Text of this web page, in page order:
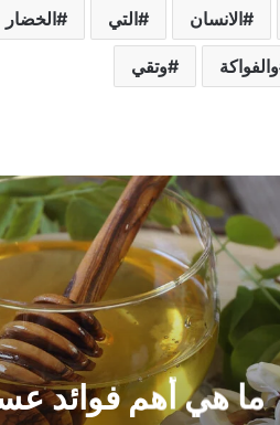
الانسان التي الخضار
والفواكة وتقي
ما هي أهم فوائد